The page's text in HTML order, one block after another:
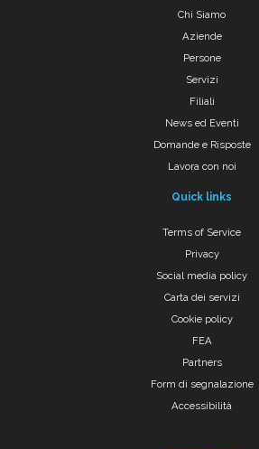
Chi Siamo
Aziende
Persone
Servizi
Filiali
News ed Eventi
Domande e Risposte
Lavora con noi
Quick links
Terms of Service
Privacy
Social media policy
Carta dei servizi
Cookie policy
FEA
Partners
Form di segnalazione
Accessibilità